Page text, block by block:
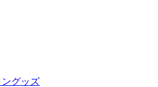
グッズ